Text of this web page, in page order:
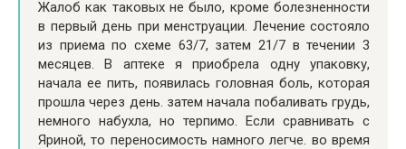
Жалоб как таковых не было, кроме болезненности
в первый день при менструации. Лечение состояло
из приема по схеме 63/7, затем 21/7 в течении 3
месяцев. В аптеке я приобрела одну упаковку,
начала ее пить, появилась головная боль, которая
прошла через день. затем начала побаливать грудь,
немного набухла, но терпимо. Если сравнивать с
Яриной, то переносимость намного легче. во время